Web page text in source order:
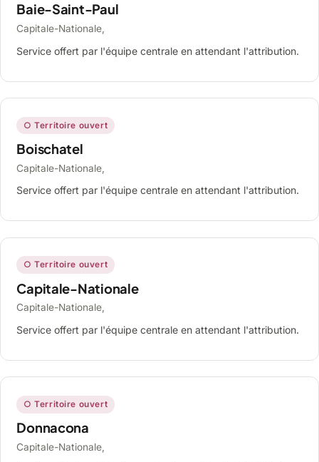
Baie-Saint-Paul
Capitale-Nationale,
Service offert par l'équipe centrale en attendant l'attribution.
○ Territoire ouvert
Boischatel
Capitale-Nationale,
Service offert par l'équipe centrale en attendant l'attribution.
○ Territoire ouvert
Capitale-Nationale
Capitale-Nationale,
Service offert par l'équipe centrale en attendant l'attribution.
○ Territoire ouvert
Donnacona
Capitale-Nationale,